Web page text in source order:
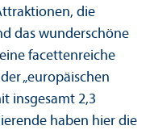
die
das wunderschöne
facettenreiche
„europäischen
insgesamt 2,3
haben hier die